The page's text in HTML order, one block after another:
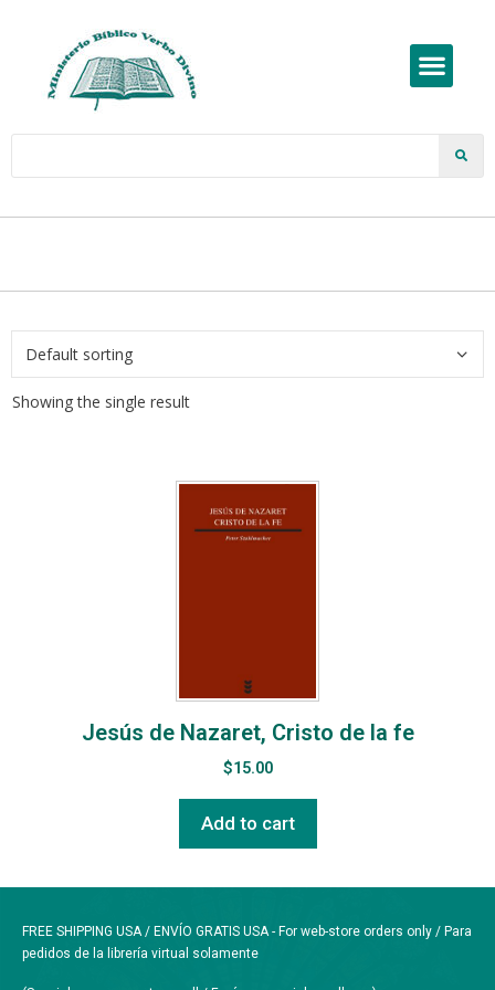
Showing the single result
Jesús de Nazaret, Cristo de la fe
$15.00
Add to cart
FREE SHIPPING USA / ENVÍO GRATIS USA - For web-store orders only / Para
pedidos de la librería virtual solamente